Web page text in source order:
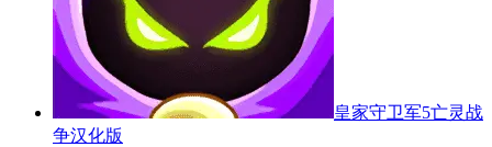
皇家守卫军5亡灵战
争汉化版